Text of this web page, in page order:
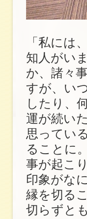
「私には
知人がい
か、諸々
すが、い
したり、
運が続い
思ってい
ることに
事が起こ
印象がな
縁を切る
切らずと